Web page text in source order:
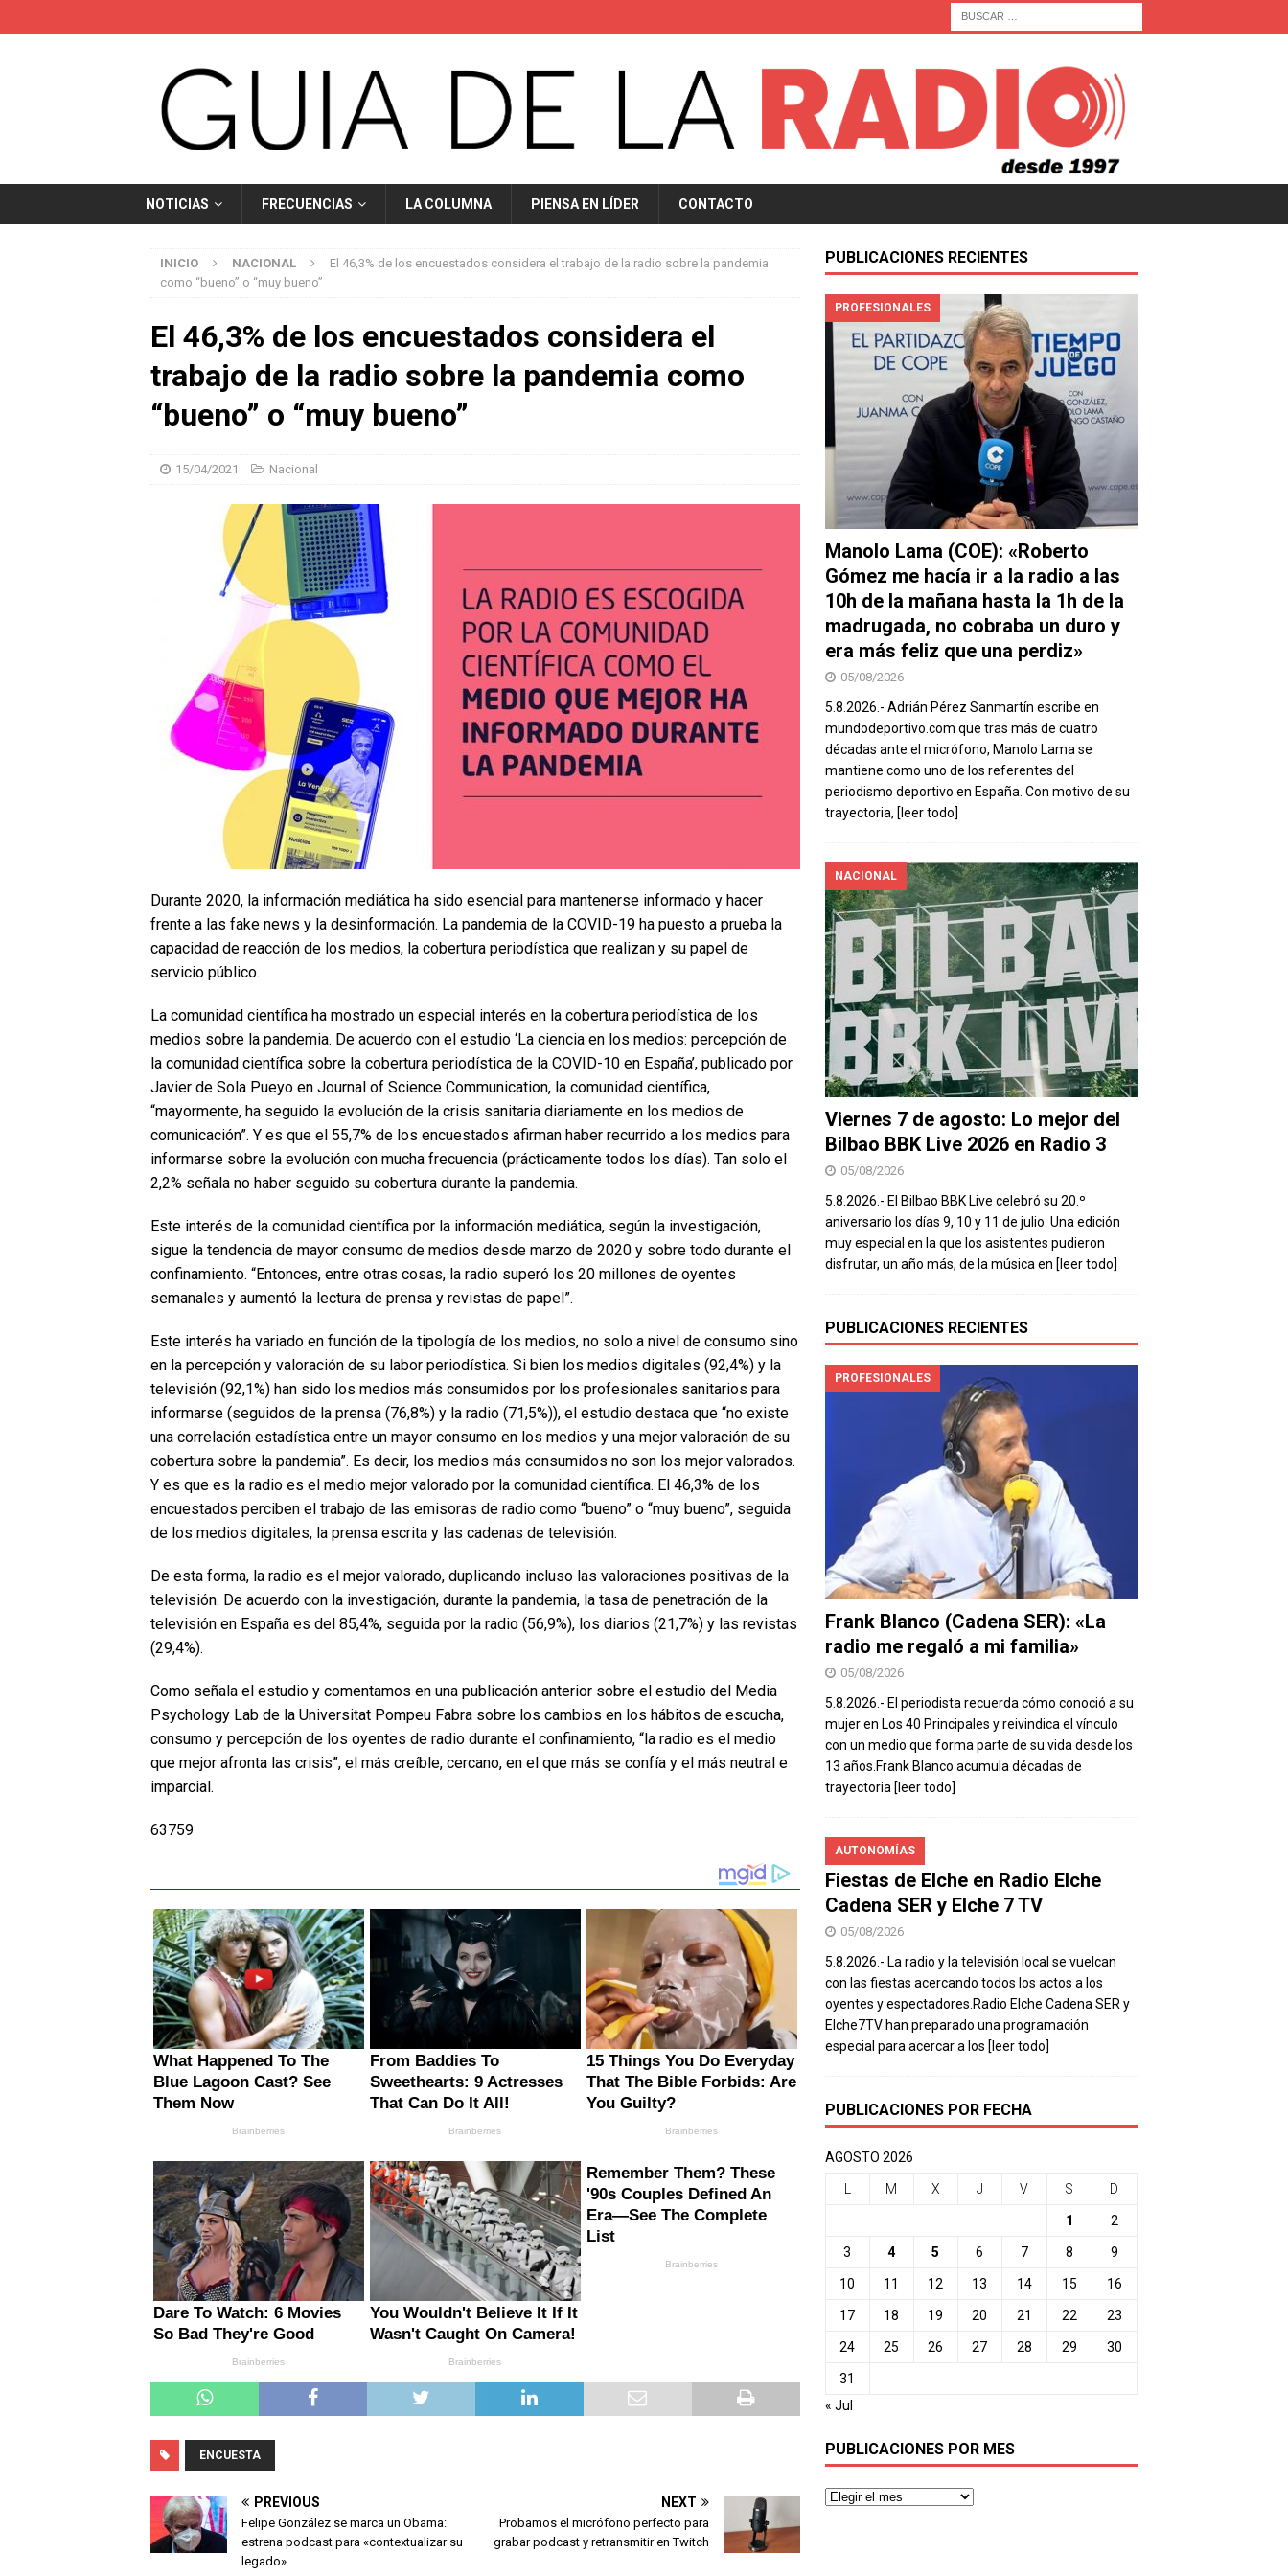
NOTICIAS FRECUENCIAS LA COLUMNA PIENSA EN LÍDER CONTACTO
INICIO NACIONAL
El 46,3% de los encuestados considera el trabajo de la radio sobre la pandemia
como “bueno” o “muy bueno”
El 46,3% de los encuestados considera el
trabajo de la radio sobre la pandemia como
“bueno” o “muy bueno”
15/04/2021 Nacional
Durante 2020, la información mediática ha sido esencial para mantenerse informado y hacer
frente a las fake news y la desinformación. La pandemia de la COVID-19 ha puesto a prueba la
capacidad de reacción de los medios, la cobertura periodística que realizan y su papel de
servicio público.
La comunidad científica ha mostrado un especial interés en la cobertura periodística de los
medios sobre la pandemia. De acuerdo con el estudio ‘La ciencia en los medios: percepción de
la comunidad científica sobre la cobertura periodística de la COVID-10 en España’, publicado por
Javier de Sola Pueyo en Journal of Science Communication, la comunidad científica,
“mayormente, ha seguido la evolución de la crisis sanitaria diariamente en los medios de
comunicación”. Y es que el 55,7% de los encuestados afirman haber recurrido a los medios para
informarse sobre la evolución con mucha frecuencia (prácticamente todos los días). Tan solo el
2,2% señala no haber seguido su cobertura durante la pandemia.
Este interés de la comunidad científica por la información mediática, según la investigación,
sigue la tendencia de mayor consumo de medios desde marzo de 2020 y sobre todo durante el
confinamiento. “Entonces, entre otras cosas, la radio superó los 20 millones de oyentes
semanales y aumentó la lectura de prensa y revistas de papel”.
Este interés ha variado en función de la tipología de los medios, no solo a nivel de consumo sino
en la percepción y valoración de su labor periodística. Si bien los medios digitales (92,4%) y la
televisión (92,1%) han sido los medios más consumidos por los profesionales sanitarios para
informarse (seguidos de la prensa (76,8%) y la radio (71,5%)), el estudio destaca que “no existe
una correlación estadística entre un mayor consumo en los medios y una mejor valoración de su
cobertura sobre la pandemia”. Es decir, los medios más consumidos no son los mejor valorados.
Y es que es la radio es el medio mejor valorado por la comunidad científica. El 46,3% de los
encuestados perciben el trabajo de las emisoras de radio como “bueno” o “muy bueno”, seguida
de los medios digitales, la prensa escrita y las cadenas de televisión.
De esta forma, la radio es el mejor valorado, duplicando incluso las valoraciones positivas de la
televisión. De acuerdo con la investigación, durante la pandemia, la tasa de penetración de la
televisión en España es del 85,4%, seguida por la radio (56,9%), los diarios (21,7%) y las revistas
(29,4%).
Como señala el estudio y comentamos en una publicación anterior sobre el estudio del Media
Psychology Lab de la Universitat Pompeu Fabra sobre los cambios en los hábitos de escucha,
consumo y percepción de los oyentes de radio durante el confinamiento, “la radio es el medio
que mejor afronta las crisis”, el más creíble, cercano, en el que más se confía y el más neutral e
imparcial.
63759
ENCUESTA
PREVIOUS
Felipe González se marca un Obama:
estrena podcast para «contextualizar su
legado»
NEXT
Probamos el micrófono perfecto para
grabar podcast y retransmitir en Twitch
PUBLICACIONES RECIENTES
PROFESIONALES
Manolo Lama (COE): «Roberto
Gómez me hacía ir a la radio a las
10h de la mañana hasta la 1h de la
madrugada, no cobraba un duro y
era más feliz que una perdiz»
05/08/2026
5.8.2026.- Adrián Pérez Sanmartín escribe en
mundodeportivo.com que tras más de cuatro
décadas ante el micrófono, Manolo Lama se
mantiene como uno de los referentes del
periodismo deportivo en España. Con motivo de su
trayectoria, [leer todo]
NACIONAL
Viernes 7 de agosto: Lo mejor del
Bilbao BBK Live 2026 en Radio 3
05/08/2026
5.8.2026.- El Bilbao BBK Live celebró su 20.º
aniversario los días 9, 10 y 11 de julio. Una edición
muy especial en la que los asistentes pudieron
disfrutar, un año más, de la música en [leer todo]
PUBLICACIONES RECIENTES
PROFESIONALES
Frank Blanco (Cadena SER): «La
radio me regaló a mi familia»
05/08/2026
5.8.2026.- El periodista recuerda cómo conoció a su
mujer en Los 40 Principales y reivindica el vínculo
con un medio que forma parte de su vida desde los
13 años.Frank Blanco acumula décadas de
trayectoria [leer todo]
AUTONOMÍAS
Fiestas de Elche en Radio Elche
Cadena SER y Elche 7 TV
05/08/2026
5.8.2026.- La radio y la televisión local se vuelcan
con las fiestas acercando todos los actos a los
oyentes y espectadores.Radio Elche Cadena SER y
Elche7TV han preparado una programación
especial para acercar a los [leer todo]
PUBLICACIONES POR FECHA
AGOSTO 2026
L M X J V S D
1 2
3 4 5 6 7 8 9
10 11 12 13 14 15 16
17 18 19 20 21 22 23
24 25 26 27 28 29 30
31
« Jul
PUBLICACIONES POR MES